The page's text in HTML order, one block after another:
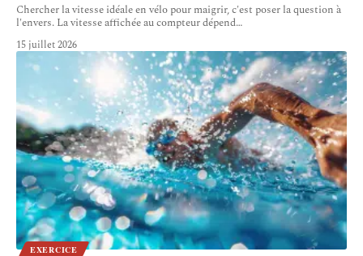
Chercher la vitesse idéale en vélo pour maigrir, c'est poser la question à
l'envers. La vitesse affichée au compteur dépend…
15 juillet 2026
EXERCICE